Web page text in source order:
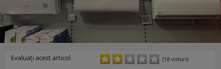
Evaluaţi acest articol (18 voturi)